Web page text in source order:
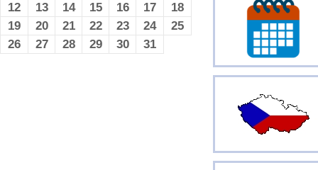
12
13 14 15 16 17
18
19
20 21 22 23 24
25
26
27 28 29 30 31